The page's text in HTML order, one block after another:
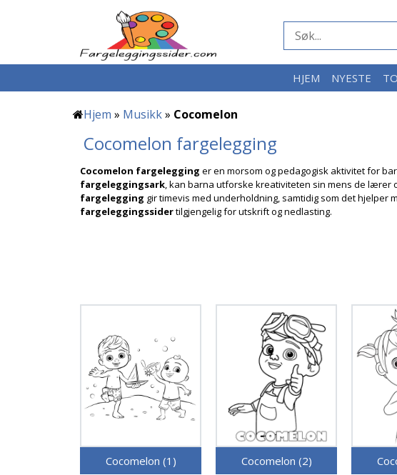
HJEM NYESTE
Hjem » Musikk» Cocomelon
Cocomelon fargelegging
Cocomelon fargelegging er en morsom og pedagogisk aktivitet for
fargeleggingsark, kan barna utforske kreativiteten sin mens de lærer
fargelegging gir timevis med underholdning, samtidig som det
fargeleggingssidertilgjengelig for utskrift og nedlasting.
Cocomelon (1) Cocomelon (2)